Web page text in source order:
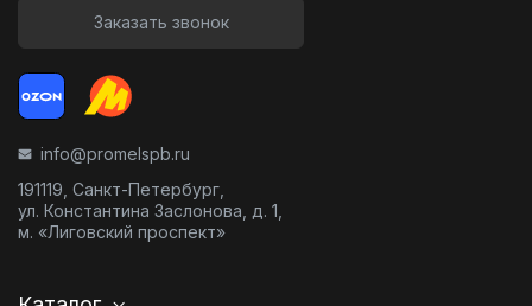
Заказать звонок
info@promelspb.ru
191119, Санкт-Петербург,
ул. Константина Заслонова, д. 1,
м. «Лиговский проспект»